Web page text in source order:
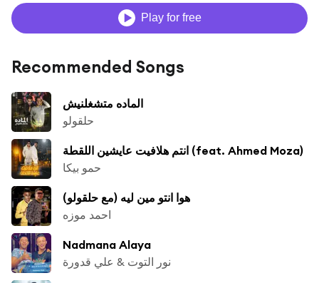
Play for free
Recommended Songs
الماده متشغلنيش
حلقولو
انتم هلافيت عايشين اللقطة (feat. Ahmed Moza)
حمو بيكا
هوا انتو مين ليه (مع حلقولو)
احمد موزه
Nadmana Alaya
نور التوت & علي قدورة